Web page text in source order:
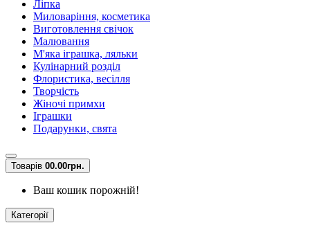
Ліпка
Миловаріння, косметика
Виготовлення свічок
Малювання
М'яка іграшка, ляльки
Кулінарний розділ
Флористика, весілля
Творчість
Жіночі примхи
Іграшки
Подарунки, свята
Товарів 00.00грн.
Ваш кошик порожній!
Категорії